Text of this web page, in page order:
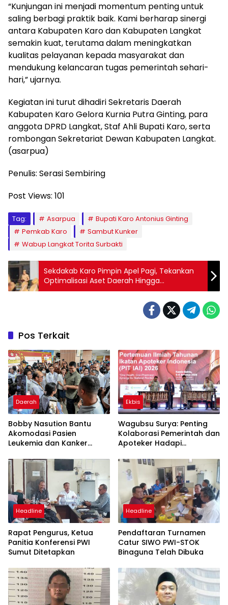
“Kunjungan ini menjadi momentum penting untuk
saling berbagi praktik baik. Kami berharap sinergi
antara Kabupaten Karo dan Kabupaten Langkat
semakin kuat, terutama dalam meningkatkan
kualitas pelayanan kepada masyarakat dan
mendukung kelancaran tugas pemerintah sehari-
hari,” ujarnya.
Kegiatan ini turut dihadiri Sekretaris Daerah
Kabupaten Karo Gelora Kurnia Putra Ginting, para
anggota DPRD Langkat, Staf Ahli Bupati Karo, serta
rombongan Sekretariat Dewan Kabupaten Langkat.
(asarpua)
Penulis: Serasi Sembiring
Post Views: 101
Tag: Asarpua
Bupati Karo Antonius Ginting
Pemkab Karo
Sambut Kunker
Wabup Langkat Torita Surbakti
Sekdakab Karo Pimpin Apel Pagi, Tekankan
Optimalisasi Aset Daerah Hingga
Peningkatan Kinerja ASN
Pos Terkait
Daerah
Bobby Nasution Bantu
Akomodasi Pasien
Leukemia dan Kanker
Thomsen
Ekbis
Wagubsu Surya: Penting
Kolaborasi Pemerintah dan
Apoteker Hadapi
Global
Headline
Rapat Pengurus, Ketua
Panitia Konferensi PWI
Sumut Ditetapkan
Headline
Pendaftaran Turnamen
Catur SIWO PWI-STOK
Binaguna Telah Dibuka